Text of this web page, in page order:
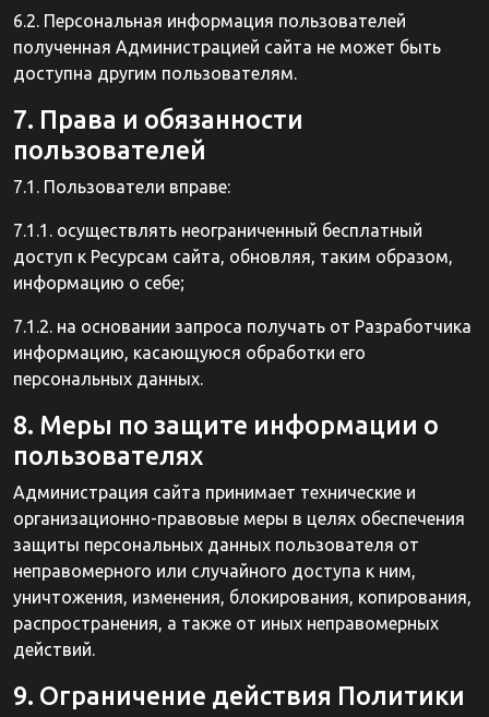
6.2. Персональная информация пользователей
полученная Администрацией сайта не может быть
доступна другим пользователям.
7. Права и обязанности
пользователей
7.1. Пользователи вправе:
7.1.1. осуществлять неограниченный бесплатный
доступ к Ресурсам сайта, обновляя, таким образом,
информацию о себе;
7.1.2. на основании запроса получать от Разработчика
информацию, касающуюся обработки его
персональных данных.
8. Меры по защите информации о
пользователях
Администрация сайта принимает технические и
организационно-правовые меры в целях обеспечения
защиты персональных данных пользователя от
неправомерного или случайного доступа к ним,
уничтожения, изменения, блокирования, копирования,
распространения, а также от иных неправомерных
действий.
9. Ограничение действия Политики